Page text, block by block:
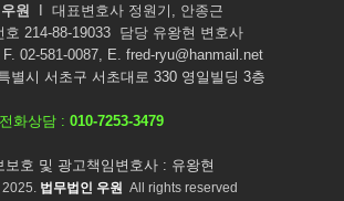
원
대표변호사 정원기, 안종근
호 214-88-19033 담당 유왕현 변호사
02-581-0087, E. fred-ryu@hanmail.net
별시 서초구 서초대로 330 영일빌딩 3층
전화상담 : 010-7253-3479
보호 및 광고책임변호사 : 유왕현
법무법인 우원 All rights reserved